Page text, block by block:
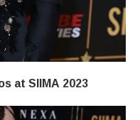
at SIIMA 2023